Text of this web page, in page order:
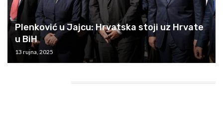
Plenković u Jajcu: Hrvatska stoji uz Hrvate
u BiH
13 rujna, 2025